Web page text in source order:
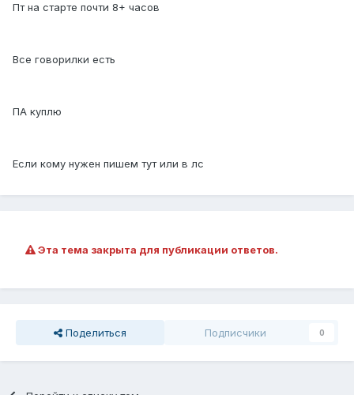
Пт на старте почти 8+ часов
Все говорилки есть
ПА куплю
Если кому нужен пишем тут или в лс
Эта тема закрыта для публикации ответов.
Поделиться Подписчики 0